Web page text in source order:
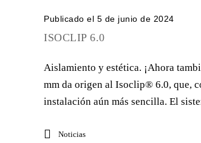
Publicado el 5 de junio de 2024
ISOCLIP 6.0
Aislamiento y estética. ¡Ahora
mm da origen al Isoclip® 6.0, que,
instalación aún más sencilla. El
Noticias